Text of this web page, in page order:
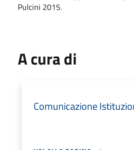
Pulcini 2015.
A cura di
Comunicazione